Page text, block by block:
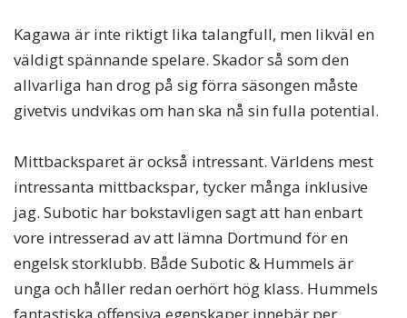
Kagawa är inte riktigt lika talangfull, men likväl en
väldigt spännande spelare. Skador så som den
allvarliga han drog på sig förra säsongen måste
givetvis undvikas om han ska nå sin fulla potential.
Mittbacksparet är också intressant. Världens mest
intressanta mittbackspar, tycker många inklusive
jag. Subotic har bokstavligen sagt att han enbart
vore intresserad av att lämna Dortmund för en
engelsk storklubb. Både Subotic & Hummels är
unga och håller redan oerhört hög klass. Hummels
fantastiska offensiva egenskaper innebär per